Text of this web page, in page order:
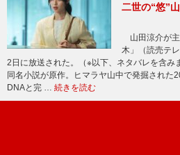
二世の“悠”
山田涼介が主
木」（読売テ
2日に放送された。（※以下、ネタバレを含
同名小説が原作。ヒマラヤ山中で発掘された
DNAと完 … 続きを読む